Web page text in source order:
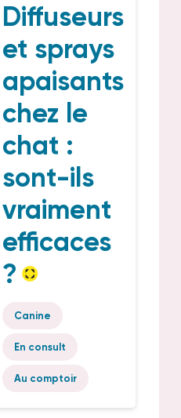
Diffuseurs
et sprays
apaisants
chez le
chat :
sont-ils
vraiment
efficaces
?
Canine
En consult
Au comptoir